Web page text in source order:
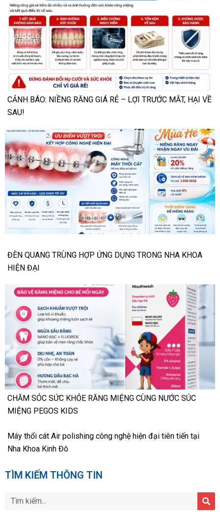
CẢNH BÁO: NIỀNG RĂNG GIÁ RẺ – LỢI TRƯỚC MẮT, HẠI VỀ
SAU!
ĐÈN QUANG TRÙNG HỢP ỨNG DỤNG TRONG NHA KHOA
HIỆN ĐẠI
CHĂM SÓC SỨC KHỎE RĂNG MIỆNG CÙNG NƯỚC SÚC
MIỆNG PEGOS KIDS
Máy thổi cát Air polishing công nghệ hiện đại tiên tiến tại
Nha Khoa Kinh Đô
TÌM KIẾM THÔNG TIN